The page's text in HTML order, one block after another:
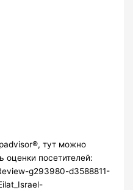
тут можно
оценки посетителей:
g293980-d3588811-